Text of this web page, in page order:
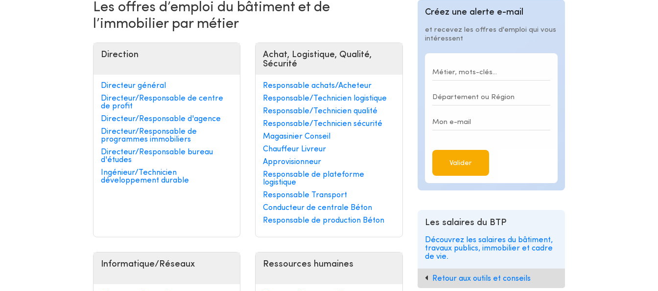
Les offres d’emploi du bâtiment et de
l’immobilier par métier
Direction
Directeur général
Directeur/Responsable de centre
de profit
Directeur/Responsable d'agence
Directeur/Responsable de
programmes immobiliers
Directeur/Responsable bureau
d'études
Ingénieur/Technicien
développement durable
Achat, Logistique, Qualité,
Sécurité
Responsable achats/Acheteur
Responsable/Technicien logistique
Responsable/Technicien qualité
Responsable/Technicien sécurité
Magasinier Conseil
Chauffeur Livreur
Approvisionneur
Responsable de plateforme
logistique
Responsable Transport
Conducteur de centrale Béton
Responsable de production Béton
Informatique/Réseaux Ressources humaines
Créez une alerte e-mail
et recevez les offres d'emploi qui vous
intéressent
Valider
Les salaires du BTP
Découvrez les salaires du bâtiment,
travaux publics, immobilier et cadre
de vie.
Retour aux outils et conseils